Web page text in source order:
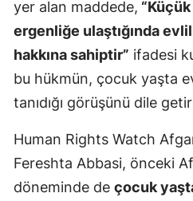
yer alan maddede,
ergenliğe ulaştığında
hakkına sahiptir” ifadesi
bu hükmün, çocuk yaşta
tanıdığı görüşünü dile
Human Rights Watch
Fereshta Abbasi, önceki
döneminde de çocuk